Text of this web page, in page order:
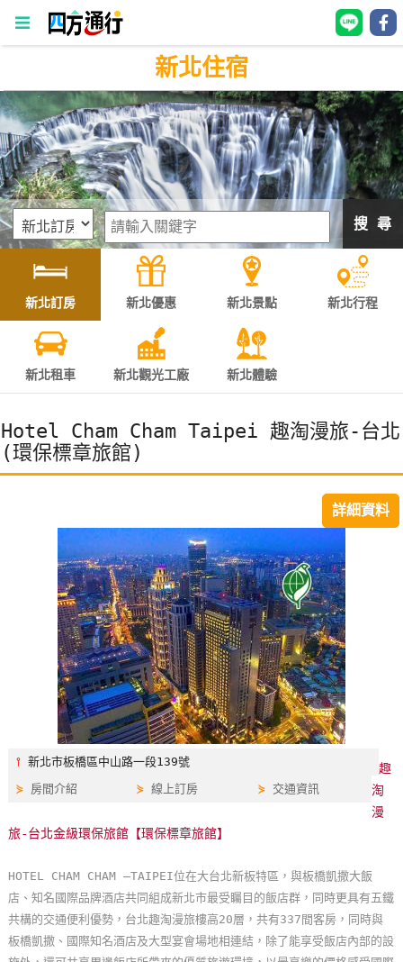
四
方
通
行
訂
房
灣
訂
房
直接跟飯店訂房HOT
特
色
玩
玩
地
圖
顧
客
新北住宿
搜 尋
新北訂房 新北優惠 新北景點 新北行程
新北租車 新北觀光工廠 新北體驗
Hotel Cham Cham Taipei 趣淘漫旅-台北
(環保標章旅館)
詳細資料
⫯新北市板橋區中山路一段139號
⋟ 房間介紹 ⋟線上訂房 ⋟ 交通資訊
趣
淘
漫
旅-台北金級環保旅館【環保標章旅館】
HOTEL CHAM CHAM –TAIPEI位在大台北新板特區，與板橋凱撒大飯
店、知名國際品牌酒店共同組成新北市最受矚目的飯店群，同時更具有五鐵
共構的交通便利優勢，台北趣淘漫旅樓高20層，共有337間客房，同時與
板橋凱撒、國際知名酒店及大型宴會場地相連結，除了能享受飯店內部的設